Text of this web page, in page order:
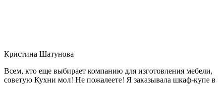
Кристина Шатунова
Всем, кто еще выбирает компанию для изготовления мебели,
советую Кухни мол! Не пожалеете! Я заказывала шкаф-купе в